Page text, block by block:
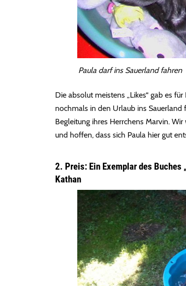
Paula darf ins Sauerland fahren
Die absolut meistens „Likes“ gab es
nochmals in den Urlaub ins
Begleitung ihres Herrchens Marvin.
und hoffen, dass sich Paula hier gut
2. Preis: Ein Exemplar des Buches
Kathan